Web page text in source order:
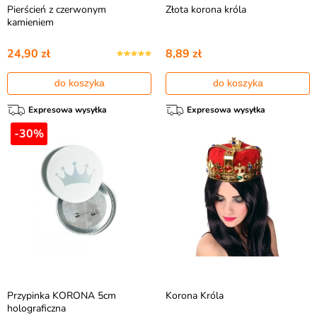
Pierścień z czerwonym
kamieniem
24,90 zł
do koszyka
Expresowa wysyłka
Złota korona króla
8,89 zł
do koszyka
Expresowa wysyłka
-30%
Przypinka KORONA 5cm
holograficzna
Korona Króla